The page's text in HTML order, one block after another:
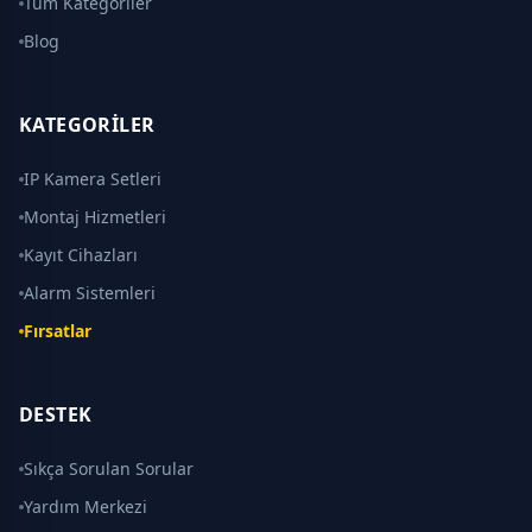
Blog
KATEGORILER
IP Kamera Setleri
Montaj Hizmetleri
Kayıt Cihazları
Alarm Sistemleri
Fırsatlar
DESTEK
Sıkça Sorulan Sorular
Yardım Merkezi